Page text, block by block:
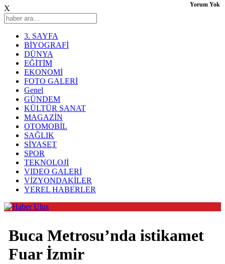
X
3. SAYFA
BİYOGRAFİ
DÜNYA
EĞİTİM
EKONOMİ
FOTO GALERİ
Genel
GÜNDEM
KÜLTÜR SANAT
MAGAZİN
OTOMOBİL
SAĞLIK
SİYASET
SPOR
TEKNOLOJİ
VIDEO GALERİ
VİZYONDAKİLER
YEREL HABERLER
Buca Metrosu’nda istikamet
Fuar İzmir
Yorum Yok